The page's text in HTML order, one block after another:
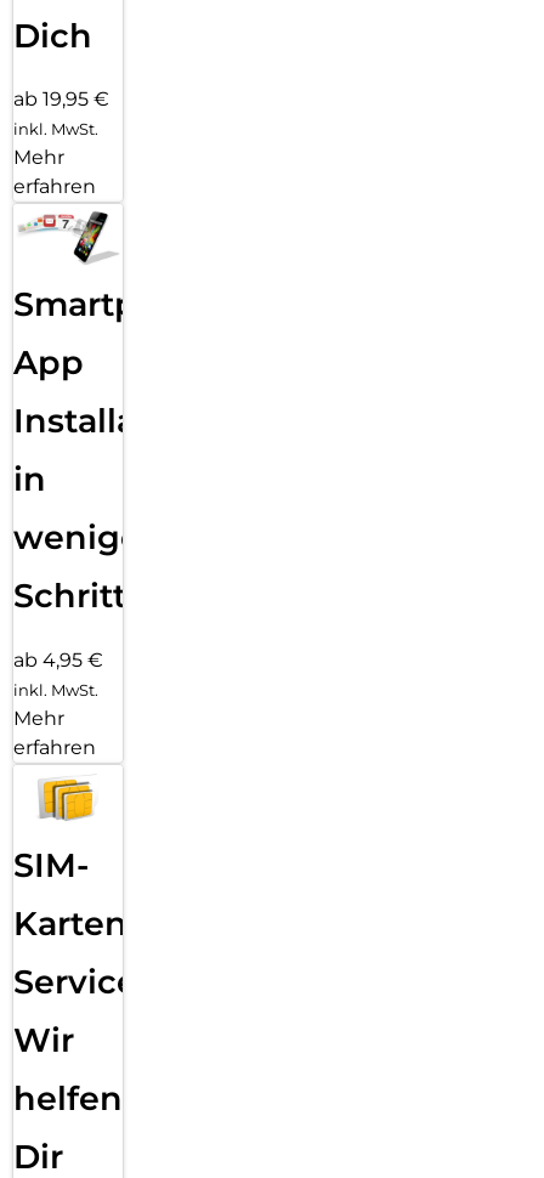
Dich
ab 19,95 €
inkl. MwSt.
Mehr
erfahren
Smartphone
App
Installation
in
wenigen
Schritten
ab 4,95 €
inkl. MwSt.
Mehr
erfahren
SIM-
Karten
Service:
Wir
helfen
Dir